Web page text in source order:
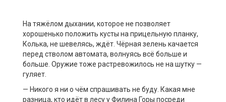
На тяжёлом дыхании, которое не позволяет
хорошенько положить кусты на прицельную планку,
Колька, не шевелясь, ждёт. Чёрная зелень качается
перед стволом автомата, волнуясь всё больше и
больше. Оружие тоже растревожилось не на шутку —
гуляет.
— Никого я ни о чём спрашивать не буду. Какая мне
разница, кто идёт в лесу у Филина Горы посреди